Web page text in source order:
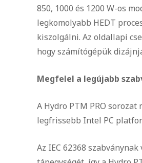
850, 1000 és 1200 W-os
legkomolyabb HEDT
kiszolgálni. Az oldallapi
hogy számítógépük
Megfelel a legújabb
A Hydro PTM PRO sorozat
legfrissebb Intel PC
Az IEC 62368